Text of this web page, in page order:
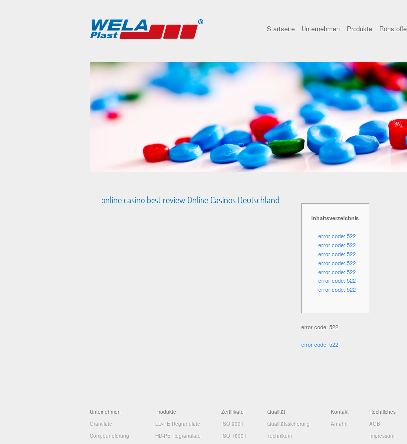
Startseite Unternehmen Produkte Rohstoffe
online casino best review Online Casinos Deutschland
inhaltsverzeichnis
error code: 522
error code: 522
error code: 522
error code: 522
error code: 522
error code: 522
error code: 522
error code: 522
error code: 522
Unternehmen
Granulate
Compoundierung
Produkte
LD-PE Regranulate
HD-PE Regranulate
Zertifikate
ISO 9001
ISO 18001
Qualität
Qualitätssicherung
Technikum
Kontakt
Anfahrt
Rechtliches
AGB
Impressum